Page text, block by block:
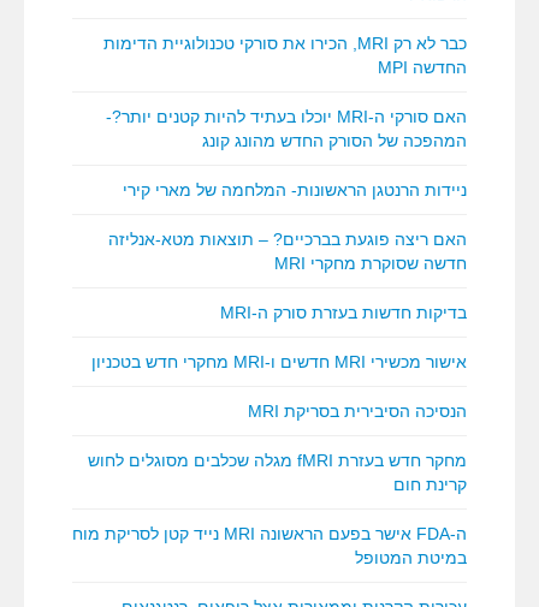
כבר לא רק MRI, הכירו את סורקי טכנולוגיית הדימות
החדשה MPI
האם סורקי ה-MRI יוכלו בעתיד להיות קטנים יותר?-
המהפכה של הסורק החדש מהונג קונג
ניידות הרנטגן הראשונות- המלחמה של מארי קירי
האם ריצה פוגעת בברכיים? – תוצאות מטא-אנליזה
חדשה שסוקרת מחקרי MRI
בדיקות חדשות בעזרת סורק ה-MRI
אישור מכשירי MRI חדשים ו-MRI מחקרי חדש בטכניון
הנסיכה הסיבירית בסריקת MRI
מחקר חדש בעזרת fMRI מגלה שכלבים מסוגלים לחוש
קרינת חום
ה-FDA אישר בפעם הראשונה MRI נייד קטן לסריקת מוח
במיטת המטופל